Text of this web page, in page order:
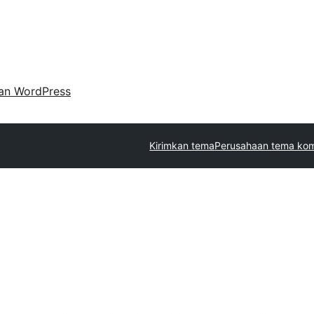
WordPress
Kirimkan temaPerusahaan tema